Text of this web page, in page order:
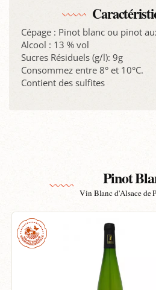
Cépage : Pinot blanc ou pinot
Alcool : 13 % vol
Sucres Résiduels (g/l): 9g
Consommez entre 8° et 10°C.
Contient des sulfites
Pinot
Vin Blanc d'Alsace de